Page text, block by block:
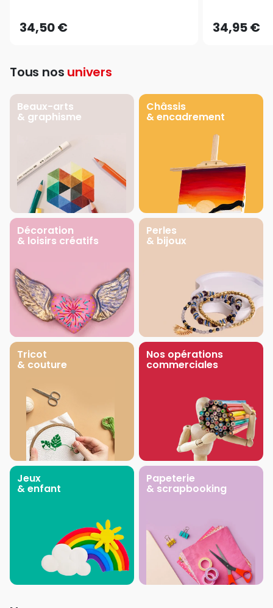
34,50 € 34,95 €
Tous nos univers
Beaux-arts
& graphisme
Châssis
& encadrement
Décoration
& loisirs créatifs
Perles
& bijoux
Tricot
& couture
Nos opérations
commerciales
Jeux
& enfant
Papeterie
& scrapbooking